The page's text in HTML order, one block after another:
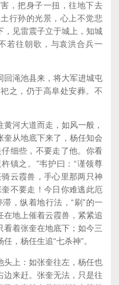
，把身子一扭，往地下去
行孙的光景，心上不觉悲
，见雷震子立于城上，知城
若往朝歌，与袁洪合兵一
回渑池县来，将大军进城屯
之，仍于高阜处安葬。不
河大道而走，如风一般，
奎从地底下来了，杨任知会
细些，不要走了他。你看
镇之。”韦护曰：“谨领尊
云霞兽，手心里那两只神
不要走！今日你难逃此厄
，纵着地行法，“刷”的一
地上催着云霞兽，紧紧追
看着张奎在地底下；如今三
，杨任生追“七杀神”。
头上：如张奎往左，杨任也
边来赶。张奎无法，只是往